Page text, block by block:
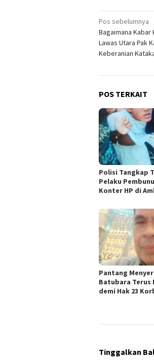
Navigasi
pos
Pos sebelumnya
Bagaimana Kabar
Lawas Utara Pak
Keberanian
POS TERKAIT
Polisi Tangkap
Pelaku
Konter HP di
Pantang
Batubara Terus
demi Hak 23
Tinggalkan